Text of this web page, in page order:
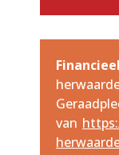
van